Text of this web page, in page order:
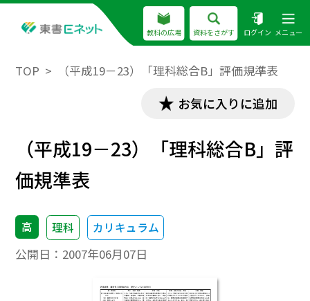
教科の広場 資料をさがす ログイン メニュー
TOP （平成19－23）「理科総合B」評価規準表
お気に入りに追加
（平成19－23）「理科総合B」評
価規準表
高 理科 カリキュラム
公開日： 2007年06月07日